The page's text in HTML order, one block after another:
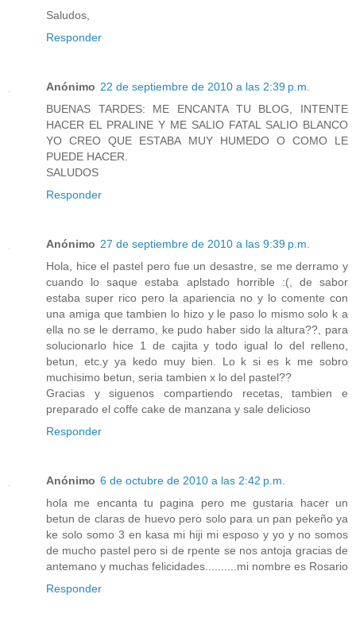
Saludos,
Responder
Anónimo 22 de septiembre de 2010 a las 2:39 p.m.
BUENAS TARDES: ME ENCANTA TU BLOG, INTENTE
HACER EL PRALINE Y ME SALIO FATAL SALIO BLANCO
YO CREO QUE ESTABA MUY HUMEDO O COMO LE
PUEDE HACER.
SALUDOS
Responder
Anónimo 27 de septiembre de 2010 a las 9:39 p.m.
Hola, hice el pastel pero fue un desastre, se me derramo y
cuando lo saque estaba aplstado horrible :(, de sabor
estaba super rico pero la apariencia no y lo comente con
una amiga que tambien lo hizo y le paso lo mismo solo k a
ella no se le derramo, ke pudo haber sido la altura??, para
solucionarlo hice 1 de cajita y todo igual lo del relleno,
betun, etc.y ya kedo muy bien. Lo k si es k me sobro
muchisimo betun, seria tambien x lo del pastel??
Gracias y siguenos compartiendo recetas, tambien e
preparado el coffe cake de manzana y sale delicioso
Responder
Anónimo 6 de octubre de 2010 a las 2:42 p.m.
hola me encanta tu pagina pero me gustaria hacer un
betun de claras de huevo pero solo para un pan pekeño ya
ke solo somo 3 en kasa mi hiji mi esposo y yo y no somos
de mucho pastel pero si de rpente se nos antoja gracias de
antemano y muchas felicidades..........mi nombre es Rosario
Responder